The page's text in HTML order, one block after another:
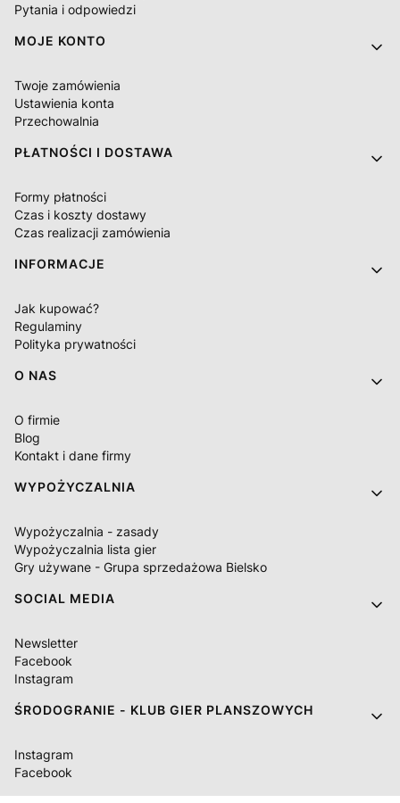
Pytania i odpowiedzi
MOJE KONTO
Twoje zamówienia
Ustawienia konta
Przechowalnia
PŁATNOŚCI I DOSTAWA
Formy płatności
Czas i koszty dostawy
Czas realizacji zamówienia
INFORMACJE
Jak kupować?
Regulaminy
Polityka prywatności
O NAS
O firmie
Blog
Kontakt i dane firmy
WYPOŻYCZALNIA
Wypożyczalnia - zasady
Wypożyczalnia lista gier
Gry używane - Grupa sprzedażowa Bielsko
SOCIAL MEDIA
Newsletter
Facebook
Instagram
ŚRODOGRANIE - KLUB GIER PLANSZOWYCH
Instagram
Facebook